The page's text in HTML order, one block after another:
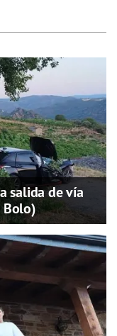
salida de vía
Bolo)